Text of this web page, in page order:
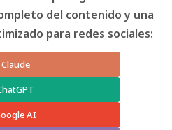
del contenido y una
para redes sociales:
Claude
AI